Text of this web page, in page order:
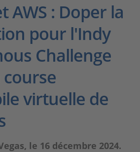
AWS : Doper la
pour l'Indy
Challenge
virtuelle de
le 16 décembre 2024.